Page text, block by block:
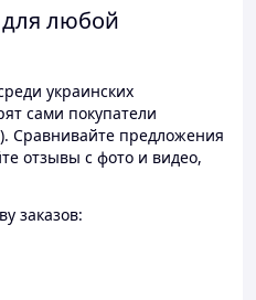
любой
украинских
сами покупатели
Сравнивайте предложения
отзывы с фото и видео,
заказов: